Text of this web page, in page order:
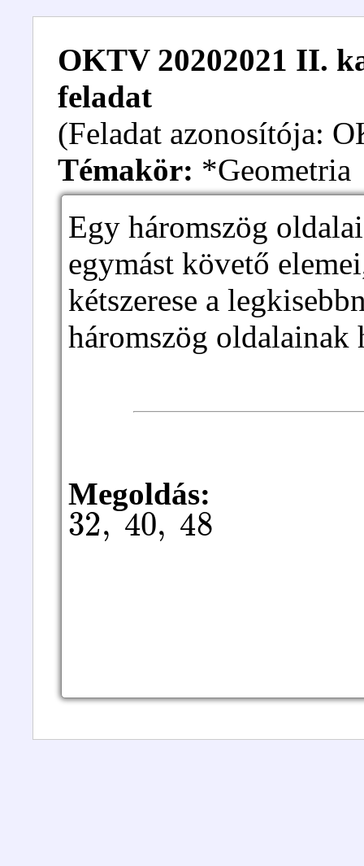
OKTV 20202021 II.
feladat
(Feladat azonosítója:
Témakör: *Geometria
Egy háromszög
egymást követő
kétszerese a
háromszög oldalainak
Megoldás:
32, 40, 48